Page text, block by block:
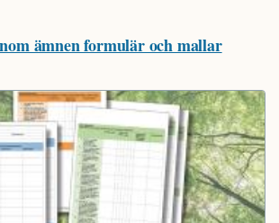
ämnen formulär och mallar